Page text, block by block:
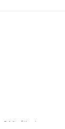
2 Min čitanja